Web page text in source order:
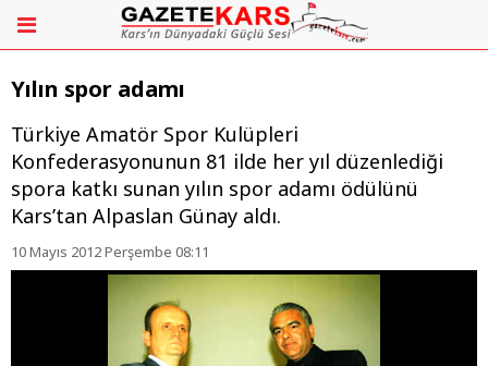
Yılın spor adamı
Türkiye Amatör Spor Kulüpleri
Konfederasyonunun 81 ilde her yıl düzenlediği
spora katkı sunan yılın spor adamı ödülünü
Kars’tan Alpaslan Günay aldı.
10 Mayıs 2012 Perşembe 08:11